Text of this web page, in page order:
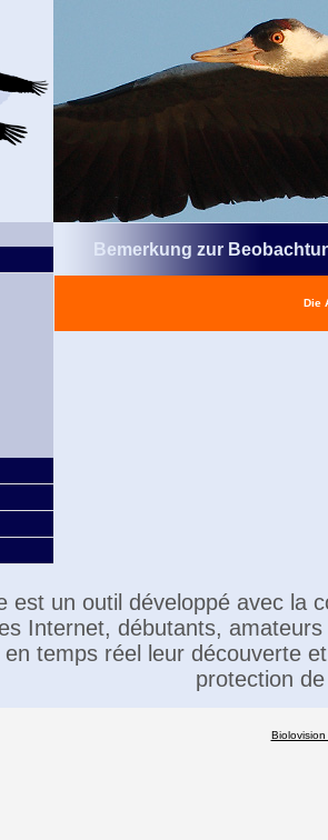
Bemerkung zur
Die
est un outil développé avec la
Internet, débutants,
temps réel leur découverte
protection
Biolovision